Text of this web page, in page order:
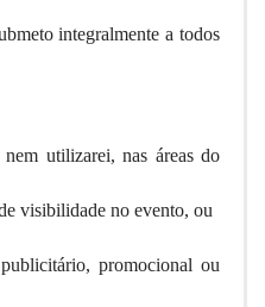
integralmente a todos
utilizarei, nas áreas do
visibilidade no evento, ou
promocional ou